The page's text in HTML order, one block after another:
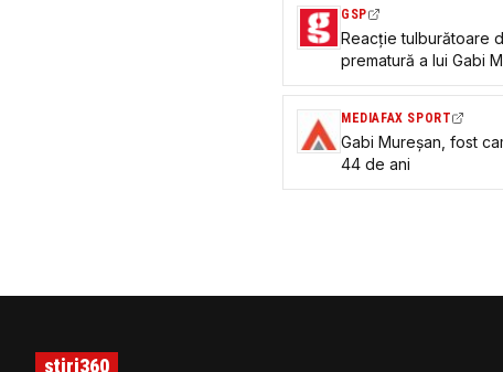
GSP
Reacție tulburătoare
prematură a lui Gabi
MEDIAFAX SPORT
Gabi Mureșan, fost
44 de ani
stiri360